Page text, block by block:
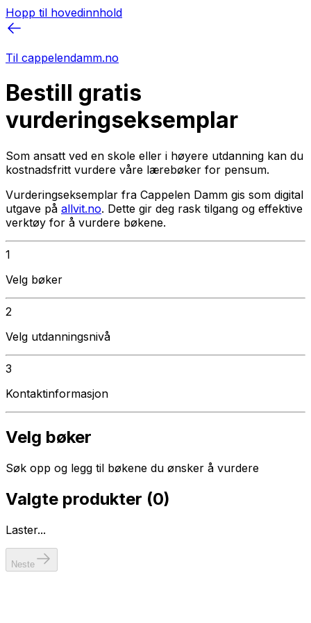
Hopp til hovedinnhold
Til cappelendamm.no
Bestill gratis
vurderingseksemplar
Som ansatt ved en skole eller i høyere utdanning kan du
kostnadsfritt vurdere våre lærebøker for pensum.
Vurderingseksemplar fra Cappelen Damm gis som digital
utgave på allvit.no. Dette gir deg rask tilgang og effektive
verktøy for å vurdere bøkene.
1
Velg bøker
2
Velg utdanningsnivå
3
Kontaktinformasjon
Velg bøker
Søk opp og legg til bøkene du ønsker å vurdere
Valgte produkter (0)
Laster...
Neste